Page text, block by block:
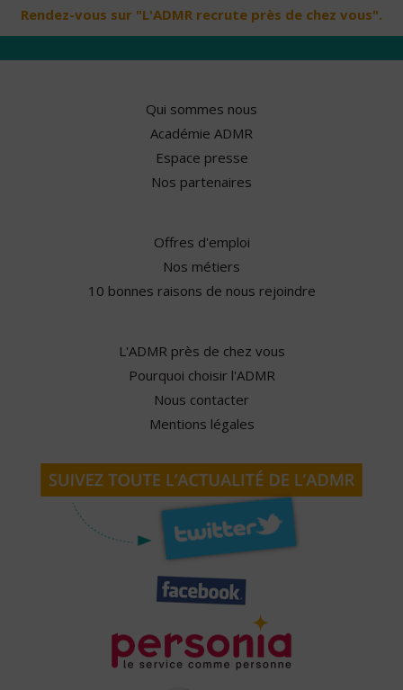
Rendez-vous sur "L'ADMR recrute près de chez vous".
Qui sommes nous
Académie ADMR
Espace presse
Nos partenaires
Offres d'emploi
Nos métiers
10 bonnes raisons de nous rejoindre
L'ADMR près de chez vous
Pourquoi choisir l'ADMR
Nous contacter
Mentions légales